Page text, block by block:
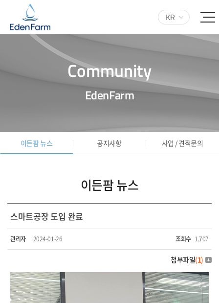
KR
Community
EdenFarm
이든팜 뉴스 공지사항 사업 / 견적문의
이든팜 뉴스
스마트공장 도입 완료
관리자 2024-01-26 조회수 1,707
첨부파일(1)